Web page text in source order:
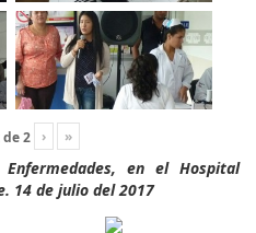
de2 › »
en el Hospital
14 de julio del 2017